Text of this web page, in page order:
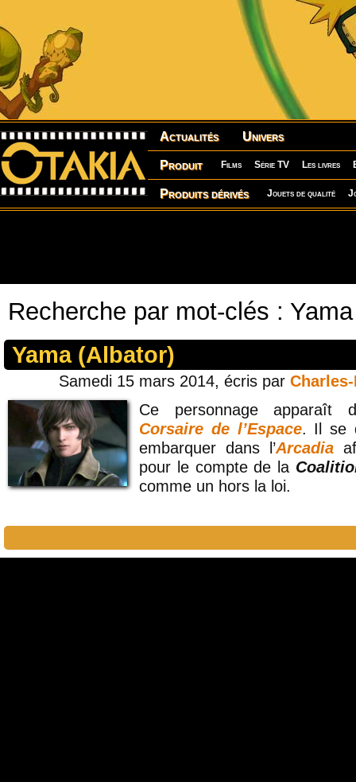
Actualités Univers
Produit Films Série TV Les livres
Produits dérivés Jouets de qualité
Recherche par mot-clés : Yama
Yama (Albator)
Samedi 15 mars 2014, écris par
Ce personnage
Corsaire de l’Espace. Il se
embarquer dans l’Arcadia
pour le compte de la
comme un hors la loi.